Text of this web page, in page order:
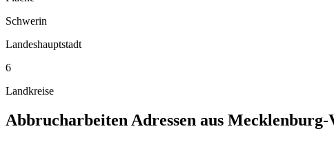
Schwerin
Landeshauptstadt
6
Landkreise
Abbrucharbeiten Adressen aus Mecklenburg-